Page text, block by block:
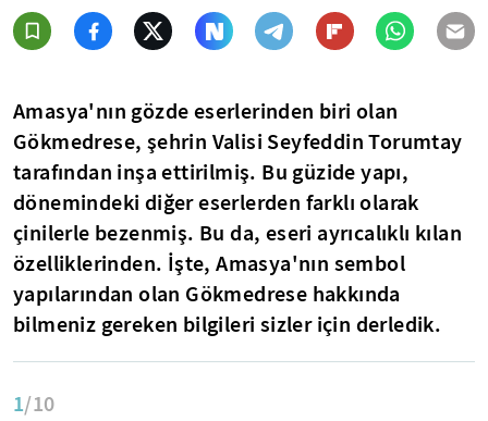
Amasya'nın gözde eserlerinden biri olan
Gökmedrese, şehrin Valisi Seyfeddin Torumtay
tarafından inşa ettirilmiş. Bu güzide yapı,
dönemindeki diğer eserlerden farklı olarak
çinilerle bezenmiş. Bu da, eseri ayrıcalıklı kılan
özelliklerinden. İşte, Amasya'nın sembol
yapılarından olan Gökmedrese hakkında
bilmeniz gereken bilgileri sizler için derledik.
1/10